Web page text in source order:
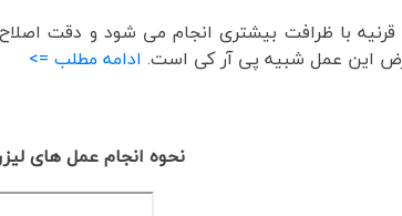
با ظرافت بیشتری انجام می شود و دقت
این عمل شبیه پی آر کی است. ادامه مطلب =>
نحوه انجام عمل های